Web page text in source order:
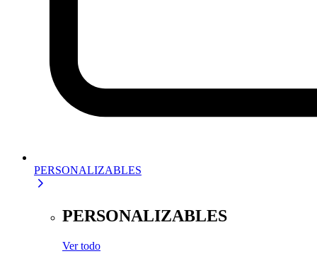
PERSONALIZABLES
PERSONALIZABLES
Ver todo